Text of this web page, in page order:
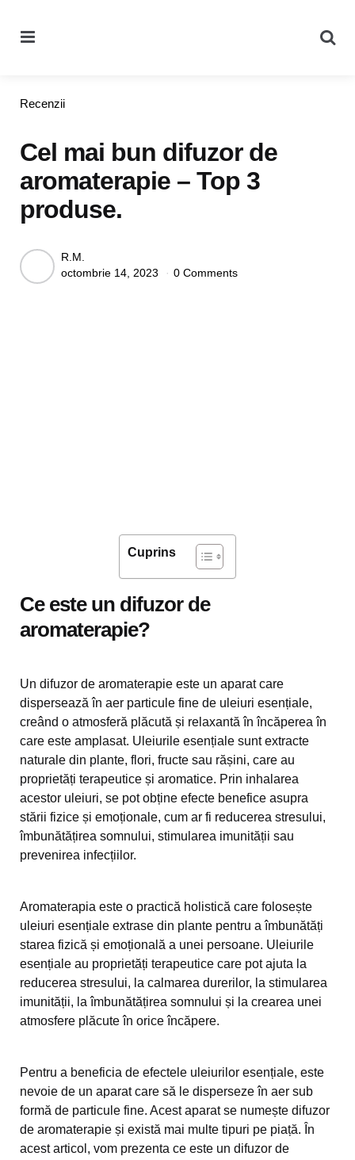
Categories
Recenzii
Cel mai bun difuzor de
aromaterapie – Top 3
produse.
Posted
by
R.M.
octombrie 14, 2023
0 Comments
Cuprins
Ce este un difuzor de
aromaterapie?
Un difuzor de aromaterapie este un aparat care
dispersează în aer particule fine de uleiuri esențiale,
creând o atmosferă plăcută și relaxantă în încăperea în
care este amplasat. Uleiurile esențiale sunt extracte
naturale din plante, flori, fructe sau rășini, care au
proprietăți terapeutice și aromatice. Prin inhalarea
acestor uleiuri, se pot obține efecte benefice asupra
stării fizice și emoționale, cum ar fi reducerea stresului,
îmbunătățirea somnului, stimularea imunității sau
prevenirea infecțiilor.
Aromaterapia este o practică holistică care folosește
uleiuri esențiale extrase din plante pentru a îmbunătăți
starea fizică și emoțională a unei persoane. Uleiurile
esențiale au proprietăți terapeutice care pot ajuta la
reducerea stresului, la calmarea durerilor, la stimularea
imunității, la îmbunătățirea somnului și la crearea unei
atmosfere plăcute în orice încăpere.
Pentru a beneficia de efectele uleiurilor esențiale, este
nevoie de un aparat care să le disperseze în aer sub
formă de particule fine. Acest aparat se numește difuzor
de aromaterapie și există mai multe tipuri pe piață. În
acest articol, vom prezenta ce este un difuzor de